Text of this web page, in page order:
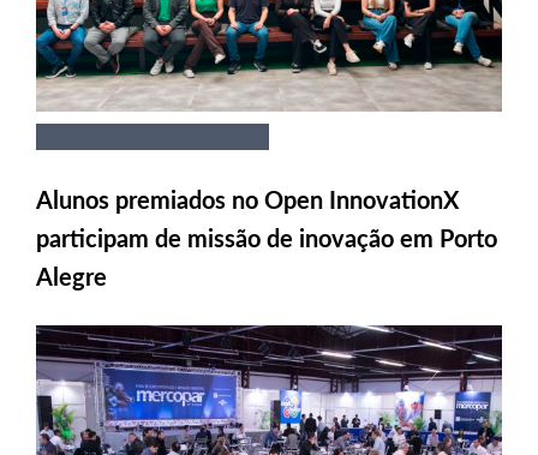
Alunos premiados no Open InnovationX
participam de missão de inovação em Porto
Alegre